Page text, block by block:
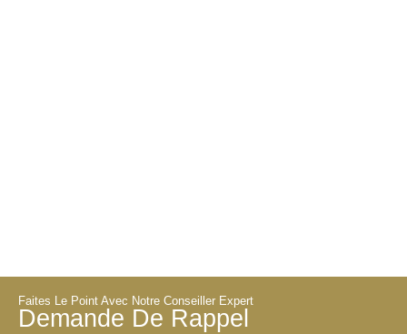
Faites Le Point Avec Notre Conseiller Expert
Demande De Rappel